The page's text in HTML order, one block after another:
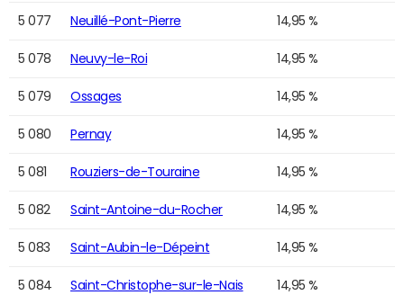
5 077 Neuillé-Pont-Pierre 14,95 %
5 078 Neuvy-le-Roi 14,95 %
5 079 Ossages 14,95 %
5 080 Pernay 14,95 %
5 081 Rouziers-de-Touraine 14,95 %
5 082 Saint-Antoine-du-Rocher 14,95 %
5 083 Saint-Aubin-le-Dépeint 14,95 %
5 084 Saint-Christophe-sur-le-Nais 14,95 %